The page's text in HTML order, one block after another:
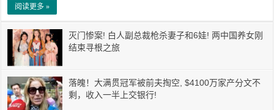
阅读更多 »
灭门惨案! 白人副总裁枪杀妻子和6娃! 两中国养女刚
结束寻根之旅
落魄！大满贯冠军被前夫掏空, $4100万家产分文不
剩，收入一半上交银行!